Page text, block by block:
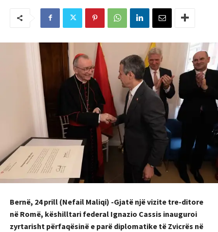
Bernë, 24 prill (Nefail Maliqi) -Gjatë një vizite tre-ditore
në Romë, këshilltari federal Ignazio Cassis inauguroi
zyrtarisht përfaqësinë e parë diplomatike të Zvicrës në